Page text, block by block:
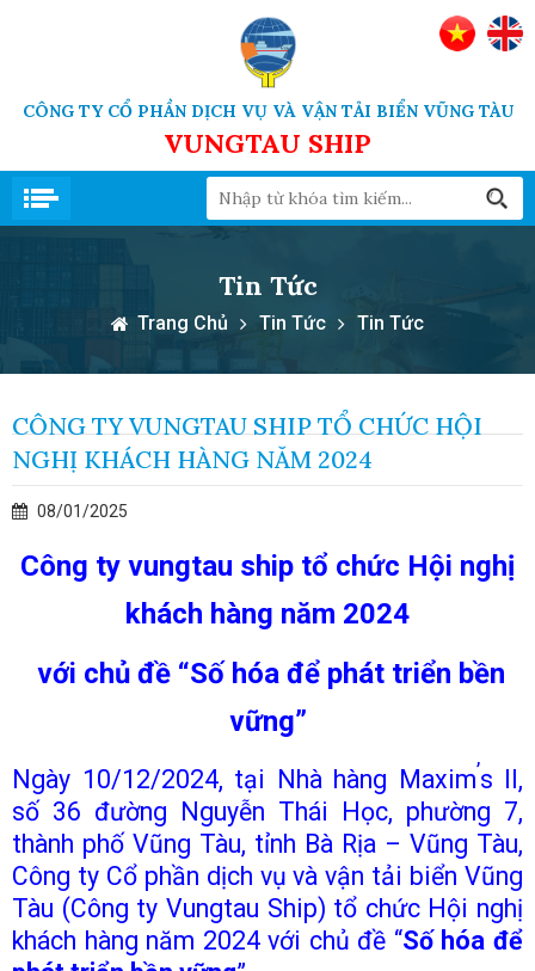
CÔNG TY CỔ PHẦN DỊCH VỤ VÀ VẬN TẢI BIỂN VŨNG TÀU
VUNGTAU SHIP
Tin Tức
Trang Chủ Tin Tức Tin Tức
CÔNG TY VUNGTAU SHIP TỔ CHỨC HỘI
NGHỊ KHÁCH HÀNG NĂM 2024
08/01/2025
Công ty vungtau ship tổ chức Hội nghị
khách hàng năm 2024
với chủ đề “Số hóa để phát triển bền
vững”
Ngày 10/12/2024, tại Nhà hàng Maxim’s II,
số 36 đường Nguyễn Thái Học, phường 7,
thành phố Vũng Tàu, tỉnh Bà Rịa – Vũng Tàu,
Công ty Cổ phần dịch vụ và vận tải biển Vũng
Tàu (Công ty Vungtau Ship) tổ chức Hội nghị
khách hàng năm 2024 với chủ đề “Số hóa để